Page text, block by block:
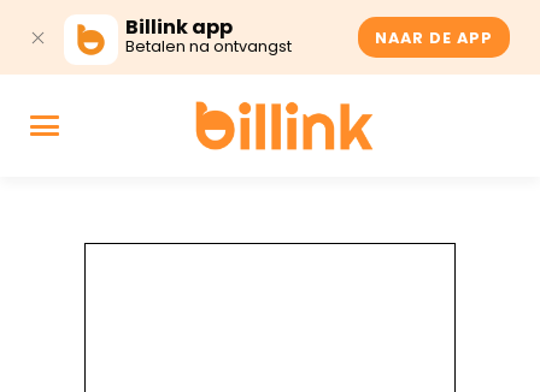
Billink app
Betalen na ontvangst NAAR DE APP